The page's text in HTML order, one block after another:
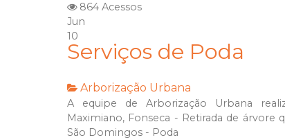
864 Acessos
Jun
10
Serviços de Poda
Arborização Urbana
A equipe de Arborização Urbana
Maximiano, Fonseca - Retirada de árvore
São Domingos - Poda